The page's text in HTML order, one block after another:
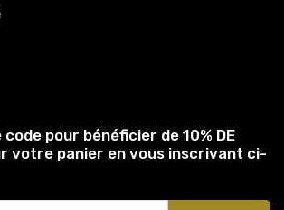
pour bénéficier de 10% DE
votre panier en vous inscrivant ci-